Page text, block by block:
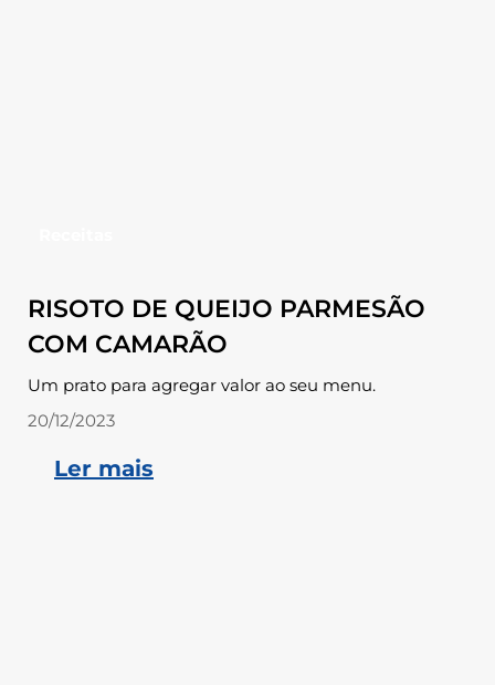
RISOTO DE QUEIJO PARMESÃO
COM CAMARÃO
Um prato para agregar valor ao seu menu.
20/12/2023
Ler mais